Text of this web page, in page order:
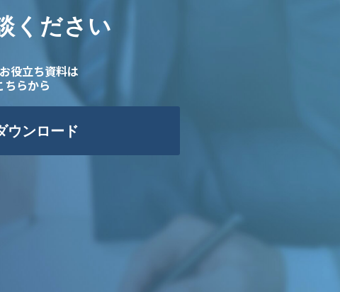
ください
役立ち資料は
ちらから
ウンロード